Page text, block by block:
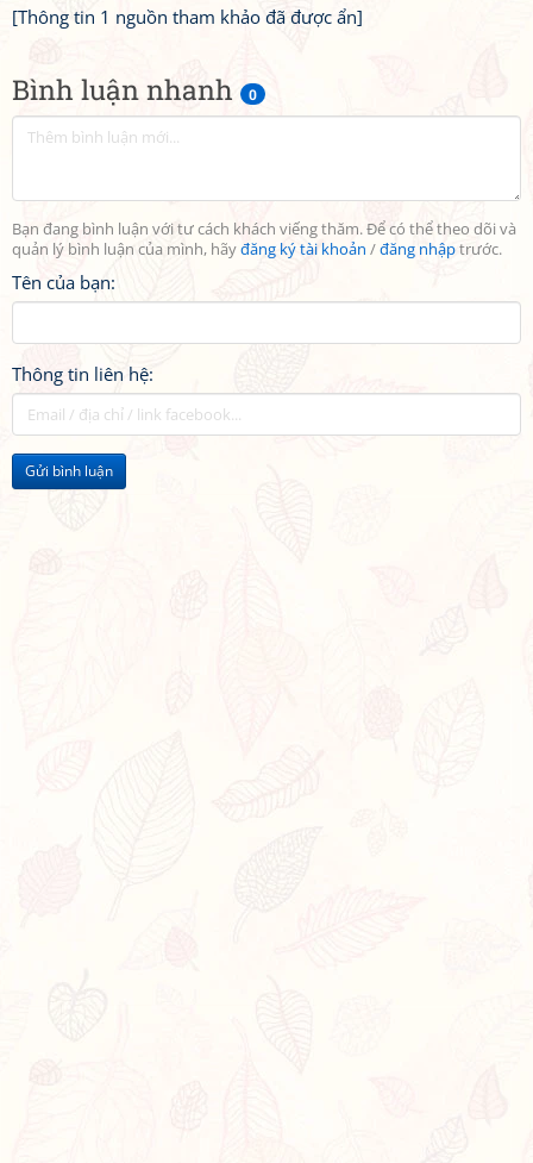
Bình luận nhanh 0
Bạn đang bình luận với tư cách khách viếng thăm. Để có thể theo dõi và
quản lý bình luận của mình, hãyđăng ký tài khoản /đăng nhậptrước.
Tên của bạn:
Thông tin liên hệ:
Gửi bình luận
[Thông tin 1 nguồn tham khảo đã được ẩn]